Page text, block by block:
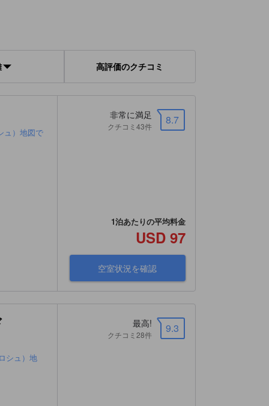
高評価のクチコミ
ュ）地図で
8.7
非常に満足
クチコミ43件
1泊あたりの平均料金
USD 97
空室状況を確認
シュ）地
9.3
最高!
クチコミ28件